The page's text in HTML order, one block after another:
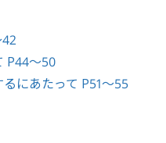
P44〜50
にあたって P51〜55